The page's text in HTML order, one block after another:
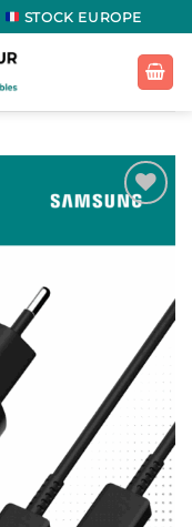
STOCK EUROPE
à la